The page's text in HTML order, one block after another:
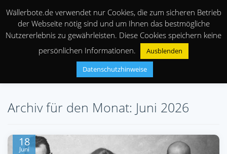
Archiv für den Monat: Juni 2026
18
Juni
Wällerbote.de verwendet nur Cookies, die zum sicheren Betrieb
der Webseite nötig sind und um Ihnen das bestmögliche
Nutzererlebnis zu gewährleisten. Diese Cookies speichern keine
persönlichen Informationen.
Ausblenden
Datenschutzhinweise